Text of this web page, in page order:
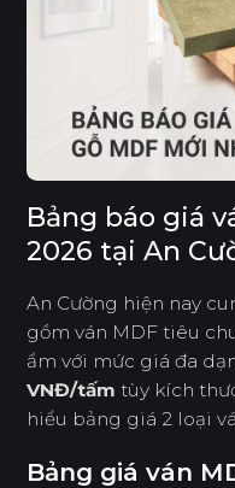
Bảng báo giá
2026 tại An
An Cường hiện nay
gồm ván MDF tiêu
ẩm với mức giá đa
VNĐ/tấm tùy kích
hiểu bảng giá 2 loại
Bảng giá ván